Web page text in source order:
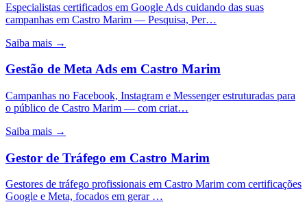
Especialistas certificados em Google Ads cuidando das suas
campanhas em Castro Marim — Pesquisa, Per…
Saiba mais →
Gestão de Meta Ads em Castro Marim
Campanhas no Facebook, Instagram e Messenger estruturadas para
o público de Castro Marim — com criat…
Saiba mais →
Gestor de Tráfego em Castro Marim
Gestores de tráfego profissionais em Castro Marim com certificações
Google e Meta, focados em gerar …